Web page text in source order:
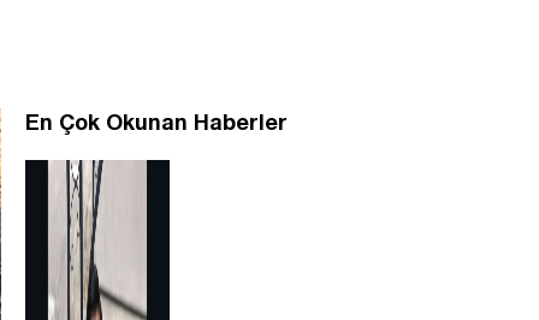
En Çok Okunan Haberler